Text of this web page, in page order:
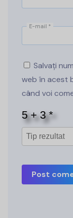
E-mail *
Salvați
web în acest
când voi
Post